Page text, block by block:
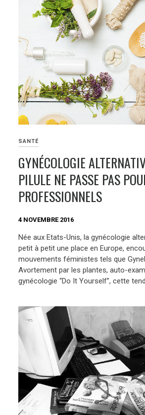
SANTÉ
GYNÉCOLOGIE
PILULE NE PASSE PAS
PROFESSIONNELS
4 NOVEMBRE 2016
Née aux Etats-Unis, la gynécologie
petit à petit une place en Europe,
mouvements féministes tels que
Avortement par les plantes, auto-
gynécologie “Do It Yourself”, cette